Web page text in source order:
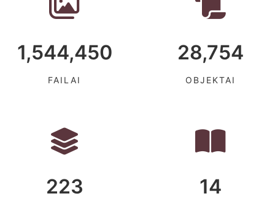
1,544,450
FAILAI
28,754
OBJEKTAI
223 14